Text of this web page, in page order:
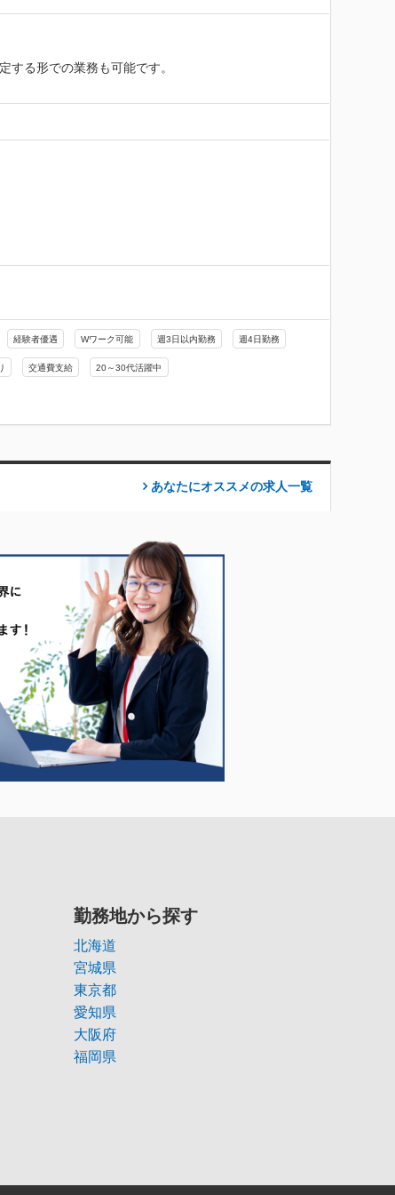
する形での業務も可能です。
経験者優遇 Wワーク可能 週3日以内勤務 週4日勤務
交通費支給 20～30代活躍中
あなたにオススメの求人一覧
勤務地から探す
北海道
宮城県
東京都
愛知県
大阪府
福岡県